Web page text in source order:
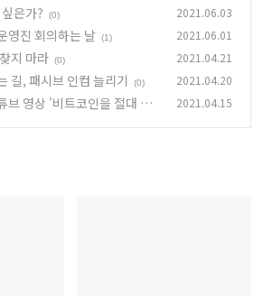
은가?
(0) 2021.06.03
영진 회의하는 날 (1) 2021.06.01
지 마라 (0) 2021.04.21
길, 패시브 인컴 늘리기 (0) 2021.04.20
브 영상 '비트코인을 절대 팔
2021.04.15